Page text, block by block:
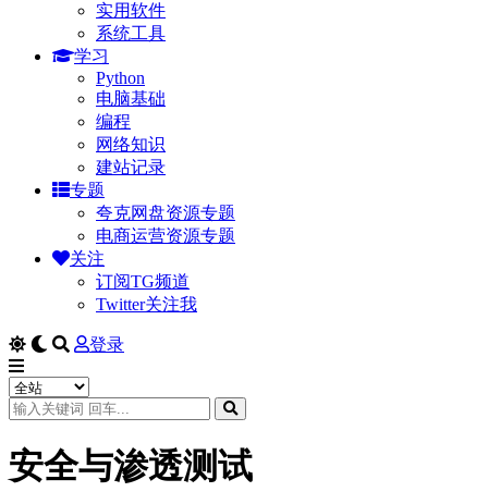
实用软件
系统工具
学习
Python
电脑基础
编程
网络知识
建站记录
专题
夸克网盘资源专题
电商运营资源专题
关注
订阅TG频道
Twitter关注我
登录
安全与渗透测试